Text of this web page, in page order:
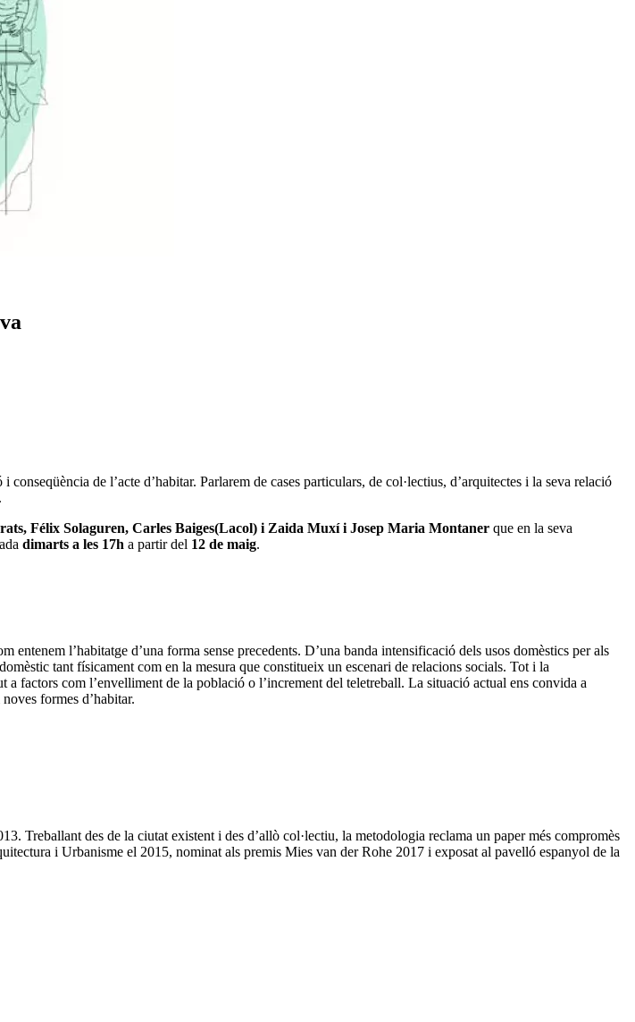
de l’acte d’habitar. Parlarem de cases particulars, de col·lectius, d’arquitectes i la seva relació
Félix Solaguren, Carles Baiges(Lacol) i Zaida Muxí i Josep Maria Montaner que en la seva
dimarts a les 17h a partir del 12 de maig.
l’habitatge d’una forma sense precedents. D’una banda intensificació dels usos domèstics per als
tant físicament com en la mesura que constitueix un escenari de relacions socials. Tot i la
factors com l’envelliment de la població o l’increment del teletreball. La situació actual ens convida a
formes d’habitar.
Treballant des de la ciutat existent i des d’allò col·lectiu, la metodologia reclama un paper més compromès
i Urbanisme el 2015, nominat als premis Mies van der Rohe 2017 i exposat al pavelló espanyol de la